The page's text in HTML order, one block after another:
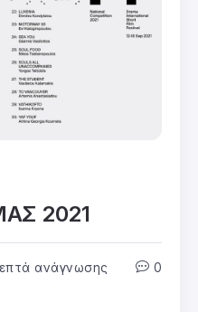
2021
ανάγνωσης 0